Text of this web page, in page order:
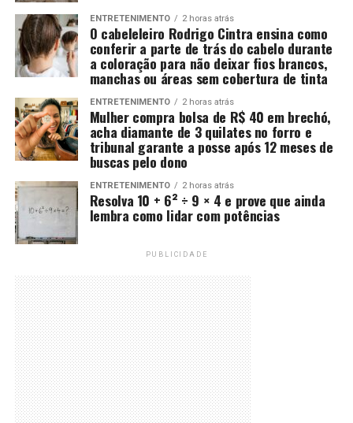
ENTRETENIMENTO 2 horas atrás
O cabeleleiro Rodrigo Cintra ensina como
conferir a parte de trás do cabelo durante
a coloração para não deixar fios brancos,
manchas ou áreas sem cobertura de tinta
ENTRETENIMENTO 2 horas atrás
Mulher compra bolsa de R$ 40 em brechó,
acha diamante de 3 quilates no forro e
tribunal garante a posse após 12 meses de
buscas pelo dono
ENTRETENIMENTO 2 horas atrás
Resolva 10 + 6² ÷ 9 × 4 e prove que ainda
lembra como lidar com potências
PUBLICIDADE